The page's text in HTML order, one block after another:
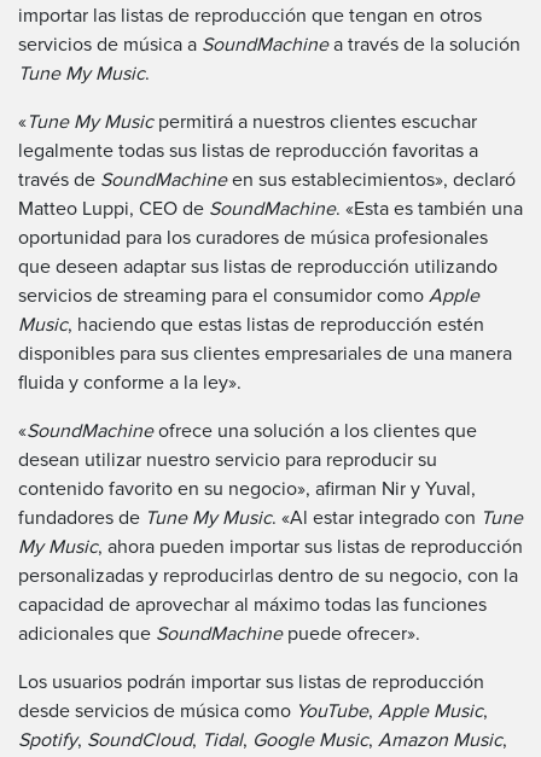
importar las listas de reproducción que tengan en otros
servicios de música a SoundMachinea través de la solución
Tune My Music.
«Tune My Musicpermitirá a nuestros clientes escuchar
legalmente todas sus listas de reproducción favoritas a
través de SoundMachineen sus establecimientos», declaró
Matteo Luppi, CEO de SoundMachine. «Esta es también una
oportunidad para los curadores de música profesionales
que deseen adaptar sus listas de reproducción utilizando
servicios de streaming para el consumidor como Apple
Music, haciendo que estas listas de reproducción estén
disponibles para sus clientes empresariales de una manera
fluida y conforme a la ley».
«SoundMachineofrece una solución a los clientes que
desean utilizar nuestro servicio para reproducir su
contenido favorito en su negocio», afirman Nir y Yuval,
fundadores de Tune My Music. «Al estar integrado con Tune
My Music, ahora pueden importar sus listas de reproducción
personalizadas y reproducirlas dentro de su negocio, con la
capacidad de aprovechar al máximo todas las funciones
adicionales que SoundMachinepuede ofrecer».
Los usuarios podrán importar sus listas de reproducción
desde servicios de música como YouTube, Apple Music,
Spotify, SoundCloud, Tidal, Google Music, Amazon Music,